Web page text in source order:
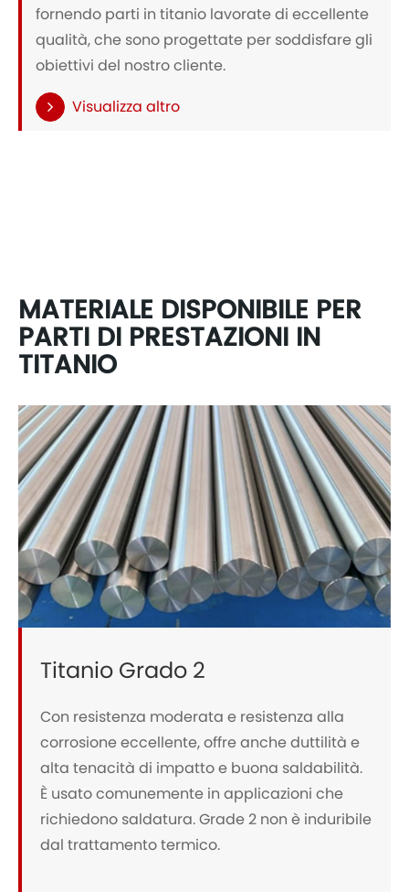
fornendo parti in titanio lavorate di eccellente
qualità, che sono progettate per soddisfare gli
obiettivi del nostro cliente.
Visualizza altro
MATERIALE DISPONIBILE PER
PARTI DI PRESTAZIONI IN
TITANIO
Titanio Grado 2
Con resistenza moderata e resistenza alla
corrosione eccellente, offre anche duttilità e
alta tenacità di impatto e buona saldabilità.
È usato comunemente in applicazioni che
richiedono saldatura. Grade 2 non è induribile
dal trattamento termico.